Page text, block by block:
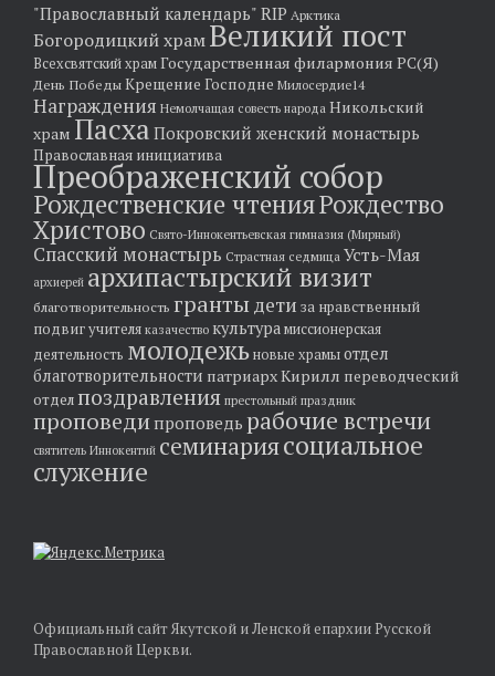
"Православный календарь" RIP Арктика
Богородицкий храмВеликий пост
Всехсвятский храмГосударственная филармония РС(Я)
День ПобедыКрещение Господне Милосердие14
Награждения Немолчащая совесть народа Никольский
храм Пасха Покровский женский монастырь
Православная инициатива
Преображенский собор
Рождественские чтенияРождество
Христово Свято-Иннокентьевская гимназия (Мирный)
Спасский монастырь Страстная седмица Усть-Мая
архиерей архипастырский визит
благотворительность гранты дети за нравственный
подвиг учителя казачество культура миссионерская
деятельность молодежьновые храмыотдел
благотворительности патриарх Кирилл переводческий
отделпоздравления престольный праздник
проповедипроповедь рабочие встречи
святитель Иннокентий семинариясоциальное
служение
Официальный сайт Якутской и Ленской епархии Русской
Православной Церкви.